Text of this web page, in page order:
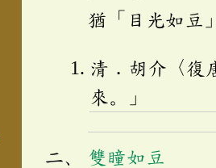
猶「目光如豆
清．胡介〈復
來。」
雙瞳如豆